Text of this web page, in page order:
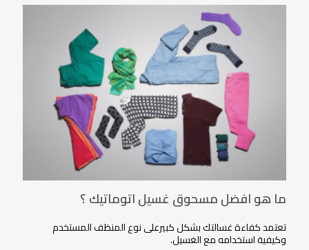
ما هو افضل مسحوق غسيل اتوماتيك ؟
تعتمد كفاءة غسالتك بشكل كبيرعلى نوع المنظف المستخدم
وكيفية استخدامه مع الغسيل.